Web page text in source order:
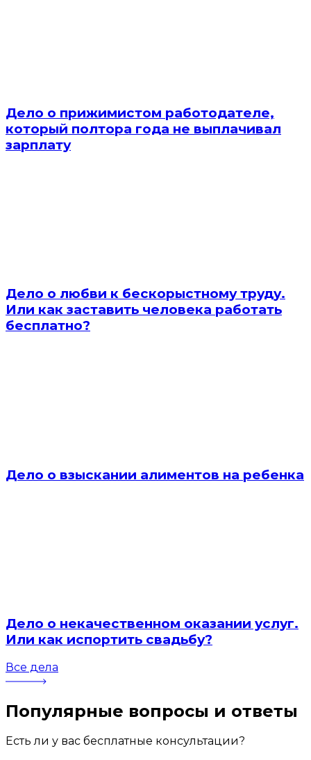
Дело о прижимистом работодателе,
который полтора года не выплачивал
зарплату
Дело о любви к бескорыстному труду.
Или как заставить человека работать
бесплатно?
Дело о взыскании алиментов на ребенка
Дело о некачественном оказании услуг.
Или как испортить свадьбу?
Все дела
Популярные вопросы и ответы
Есть ли у вас бесплатные консультации?